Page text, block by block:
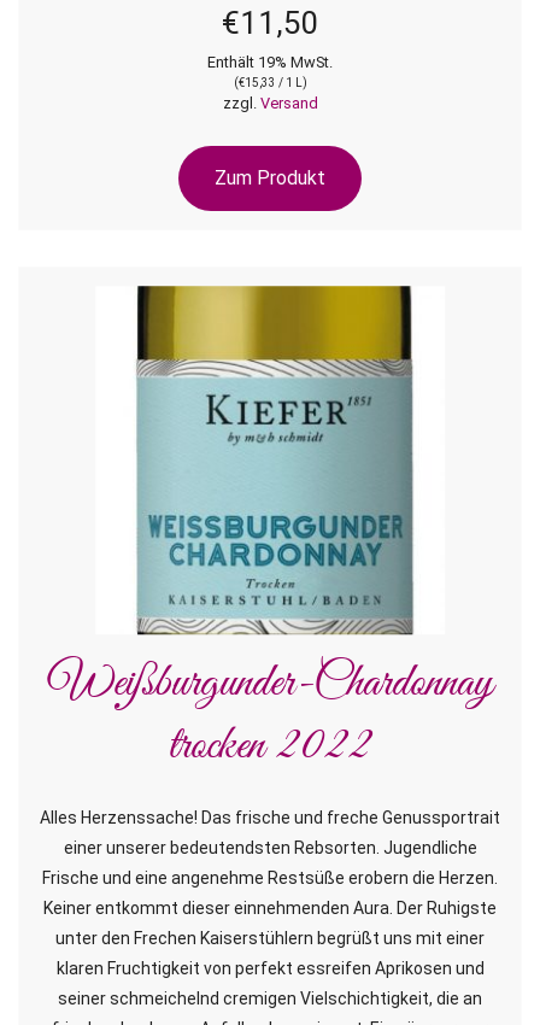
€11,50
Enthält 19% MwSt.
(€15,33 / 1 L)
zzgl. Versand
Zum Produkt
Weißburgunder-Chardonnay
trocken 2022
Alles Herzenssache! Das frische und freche Genussportrait
einer unserer bedeutendsten Rebsorten. Jugendliche
Frische und eine angenehme Restsüße erobern die Herzen.
Keiner entkommt dieser einnehmenden Aura. Der Ruhigste
unter den Frechen Kaiserstühlern begrüßt uns mit einer
klaren Fruchtigkeit von perfekt essreifen Aprikosen und
seiner schmeichelnd cremigen Vielschichtigkeit, die an